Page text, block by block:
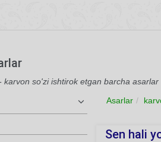
karvon so'zi ishtirok etgan barcha asarlar
Asarlar
Sen hali